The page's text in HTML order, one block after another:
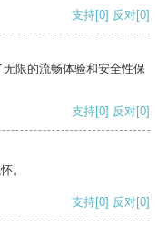
支持[0] 反对[0]
限的流畅体验和安全性保
支持[0] 反对[0]
。
支持[0] 反对[0]